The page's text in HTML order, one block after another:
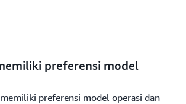
preferensi model
preferensi model operasi dan